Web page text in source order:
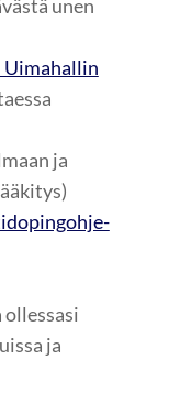
unen
Uimahallin
ja
ja